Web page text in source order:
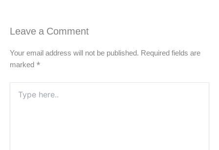
Leave a Comment
Your email address will not be published. Required fields are
marked *
here..